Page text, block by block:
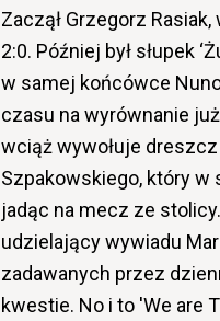
Zaczął Grzegorz
2:0. Później był słupek
w samej końcówce
czasu na wyrównanie
wciąż wywołuje
Szpakowskiego, który w
jadąc na mecz ze
udzielający wywiadu
zadawanych przez
kwestie. No i to 'We are